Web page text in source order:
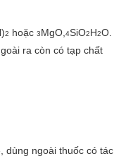
2 hoặc 3MgO, 4SiO2H2O.
ra còn có tạp chất
dùng ngoài thuốc có tác